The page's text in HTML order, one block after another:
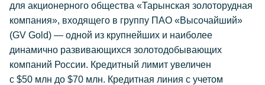
для акционерного общества «Тарынская золоторудная
компания», входящего в группу ПАО «Высочайший»
(GV Gold) — одной из крупнейших и наиболее
динамично развивающихся золотодобывающих
компаний России. Кредитный лимит увеличен
с $50 млн до $70 млн. Кредитная линия с учетом